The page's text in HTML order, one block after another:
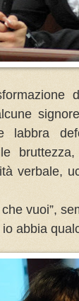
labbra
verbale,
che vuoi”,
abbia